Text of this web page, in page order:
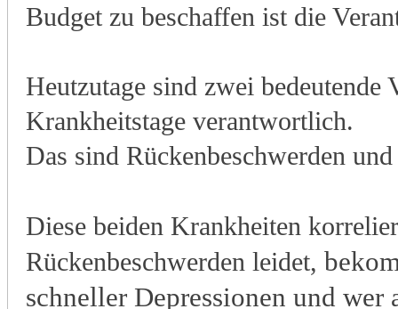
Budget zu beschaffen ist die
Heutzutage sind zwei
Krankheitstage verantwortlich.
Das sind Rückenbeschwerden
Diese beiden Krankheiten
Rückenbeschwerden leidet,
schneller Depressionen und